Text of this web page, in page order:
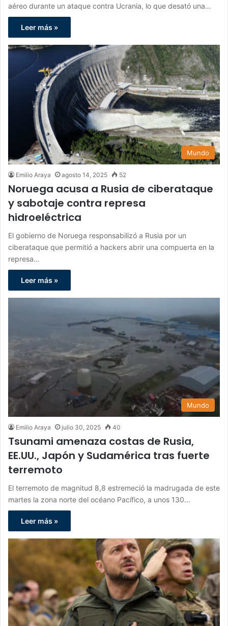
aéreo durante un ataque contra Ucrania, lo que desató una…
Leer más »
Mundo
Emilio Araya agosto 14, 2025 52
Noruega acusa a Rusia de ciberataque
y sabotaje contra represa
hidroeléctrica
El gobierno de Noruega responsabilizó a Rusia por un
ciberataque que permitió a hackers abrir una compuerta en la
represa…
Leer más »
Mundo
Emilio Araya julio 30, 2025 40
Tsunami amenaza costas de Rusia,
EE.UU., Japón y Sudamérica tras fuerte
terremoto
El terremoto de magnitud 8,8 estremeció la madrugada de este
martes la zona norte del océano Pacífico, a unos 130…
Leer más »